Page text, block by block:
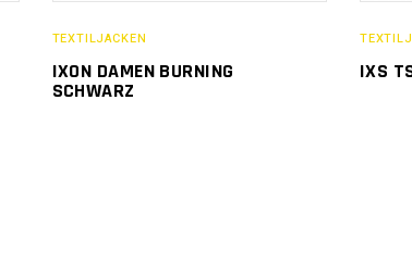
TEXTILJACKEN
IXON DAMEN BURNING
SCHWARZ
IXS